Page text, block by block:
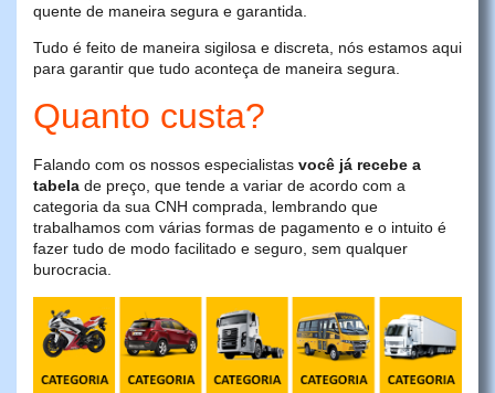
quente de maneira segura e garantida.
Tudo é feito de maneira sigilosa e discreta, nós estamos aqui
para garantir que tudo aconteça de maneira segura.
Quanto custa?
Falando com os nossos especialistas você já recebe a
tabela de preço, que tende a variar de acordo com a
categoria da sua CNH comprada, lembrando que
trabalhamos com várias formas de pagamento e o intuito é
fazer tudo de modo facilitado e seguro, sem qualquer
burocracia.